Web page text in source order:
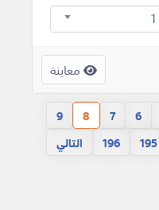
معاينة
6
7
8
9
195
196 التالي